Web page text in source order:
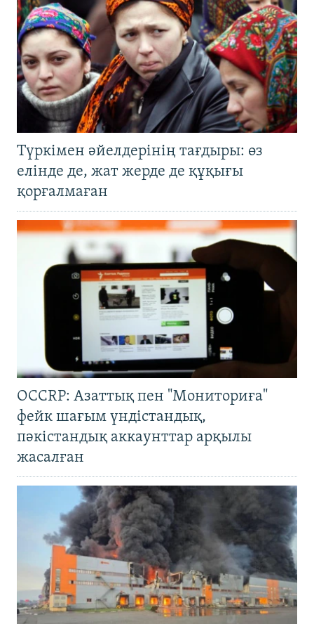
Түркімен әйелдерінің тағдыры: өз
елінде де, жат жерде де құқығы
қорғалмаған
OCCRP: Азаттық пен "Мониториға"
фейк шағым үндістандық,
пәкістандық аккаунттар арқылы
жасалған